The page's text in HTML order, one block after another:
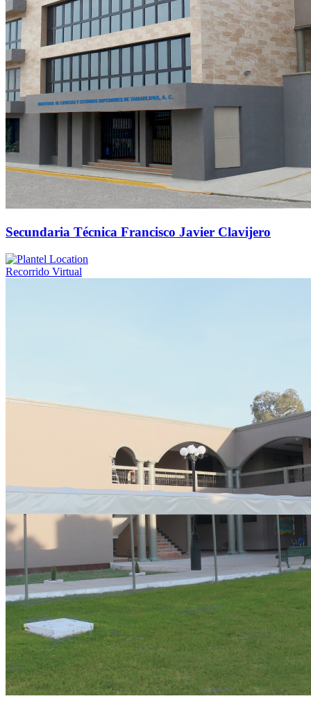
Secundaria Técnica Francisco Javier Clavijero
Recorrido Virtual